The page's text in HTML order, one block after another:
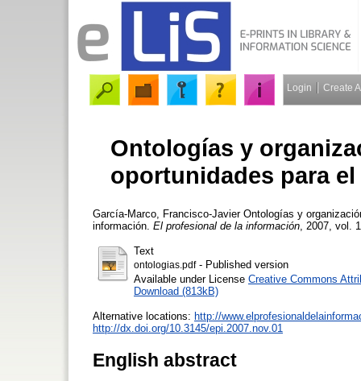
Login Create
Ontologías y
oportunidades para
García-Marco, Francisco-JavierOntologías y
información. El profesional de la información , 2007, vol.
Text
ontologias.pdf- Published version
Available under License Creative Commons
Download (813kB)
Alternative locations: http://
http://dx.doi.org/10.3145/epi.2007.nov.01
English abstract